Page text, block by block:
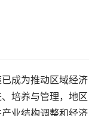
成为推动区域经济
培养与管理，地区
业结构调整和经济